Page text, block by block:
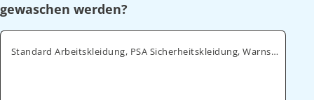
gewaschen werden?
Standard Arbeitskleidung, PSA Sicherheitskleidung, Warnschutz, ESD